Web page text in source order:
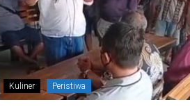
Kuliner Peristiwa